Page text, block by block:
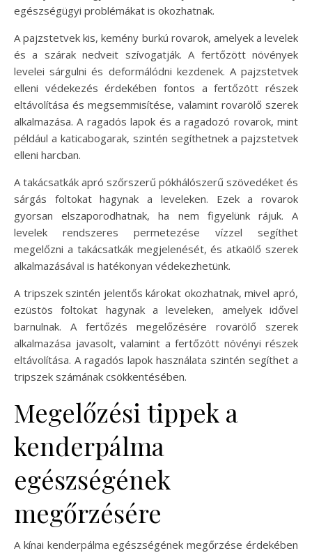
egészségügyi problémákat is okozhatnak.
A pajzstetvek kis, kemény burkú rovarok, amelyek a levelek
és a szárak nedveit szívogatják. A fertőzött növények
levelei sárgulni és deformálódni kezdenek. A pajzstetvek
elleni védekezés érdekében fontos a fertőzött részek
eltávolítása és megsemmisítése, valamint rovarölő szerek
alkalmazása. A ragadós lapok és a ragadozó rovarok, mint
például a katicabogarak, szintén segíthetnek a pajzstetvek
elleni harcban.
A takácsatkák apró szőrszerű pókhálószerű szövedéket és
sárgás foltokat hagynak a leveleken. Ezek a rovarok
gyorsan elszaporodhatnak, ha nem figyelünk rájuk. A
levelek rendszeres permetezése vízzel segíthet
megelőzni a takácsatkák megjelenését, és atkaölő szerek
alkalmazásával is hatékonyan védekezhetünk.
A tripszek szintén jelentős károkat okozhatnak, mivel apró,
ezüstös foltokat hagynak a leveleken, amelyek idővel
barnulnak. A fertőzés megelőzésére rovarölő szerek
alkalmazása javasolt, valamint a fertőzött növényi részek
eltávolítása. A ragadós lapok használata szintén segíthet a
tripszek számának csökkentésében.
Megelőzési tippek a
kenderpálma
egészségének
megőrzésére
A kínai kenderpálma egészségének megőrzése érdekében